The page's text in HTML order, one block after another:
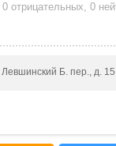
0 отрицательных, 0
Левшинский Б. пер., д.